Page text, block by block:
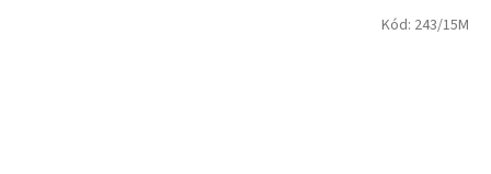
Kód: 243/15M